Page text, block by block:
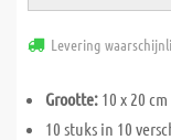
Levering
Grootte: 10 x 20 cm
10 stuks in 10